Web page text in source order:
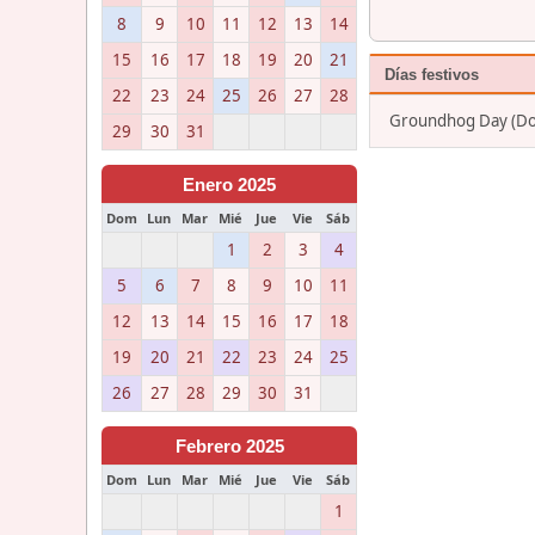
8 9 10 11 12 13
14
15
16 17 18 19 20
21
22
23 24 25 26 27
28
29
30 31
Enero 2025
Dom Lun Mar Mié Jue Vie Sáb
1 2 3
4
5
6 7 8 9 10
11
12
13 14 15 16 17
18
19
20 21 22 23 24
25
26
27 28 29 30 31
Febrero 2025
Dom Lun Mar Mié Jue Vie Sáb
1
Días festivos
Groundhog Day